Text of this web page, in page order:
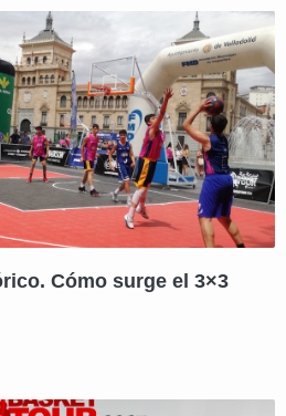
Cómo surge el 3×3